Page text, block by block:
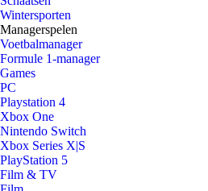
Wintersporten
Managerspelen
Voetbalmanager
Formule 1-manager
Games
PC
Playstation 4
Xbox One
Nintendo Switch
Xbox Series X|S
PlayStation 5
Film & TV